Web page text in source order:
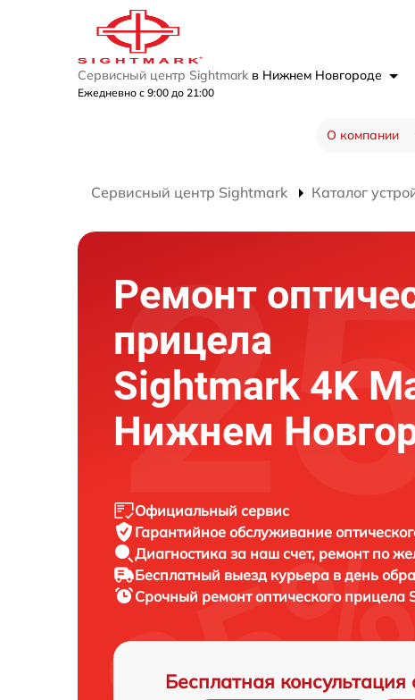
Сервисный центр Sightmark в Нижнем Новгороде
Ежедневно с 9:00 до 21:00
О компании
Сервисный центр Sightmark Каталог
Ремонт
прицела
Sightmark 4K
Нижнем
Официальный сервис
Гарантийное обслуживание
Диагностика за наш счет, ремонт по
Бесплатный выезд курьера в день
Срочный ремонтоптического прицела
Бесплатная